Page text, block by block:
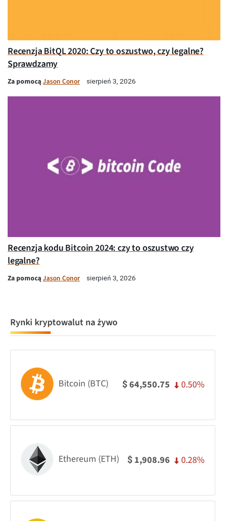
Recenzja BitQL 2020: Czy to oszustwo, czy legalne?
Sprawdzamy
Za pomocąJason Conor sierpień 3, 2026
Recenzja kodu Bitcoin 2024: czy to oszustwo czy
legalne?
Za pomocąJason Conor sierpień 3, 2026
Rynki kryptowalut na żywo
Bitcoin (BTC) $64,550.75 0.50%
Ethereum (ETH) $ 1,908.96 0.28%